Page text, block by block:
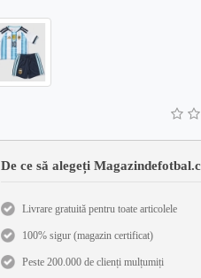
De ce să alegeți
Livrare gratuită pentru toate articolele
100% sigur (magazin certificat)
Peste 200.000 de clienți mulțumiți